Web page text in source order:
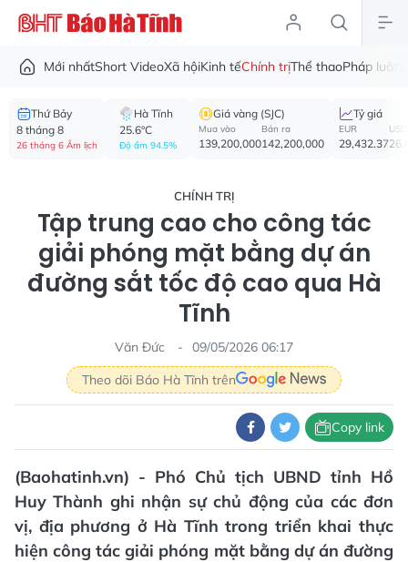
Mới nhấtShort VideoXã hộiKinh tếChính trịThể thaoPháp luật
Thứ Bảy
8 tháng 8
26 tháng 6 Âm lịch
Hà Tĩnh
25.6°C
Độ ẩm 94.5%
Giá vàng (SJC)
Mua vào
139,200,000
Bán ra
142,200,000
Tỷ giá
EUR
29,432.37
USD
CHÍNH TRỊ
Tập trung cao cho công tác
giải phóng mặt bằng dự án
đường sắt tốc độ cao qua Hà
Tĩnh
Văn Đức
09/05/2026 06:17
Theo dõi Báo Hà Tĩnh trên
Copy link
(Baohatinh.vn) - Phó Chủ tịch UBND tỉnh Hồ
Huy Thành ghi nhận sự chủ động của các đơn
vị, địa phương ở Hà Tĩnh trong triển khai thực
hiện công tác giải phóng mặt bằng dự án đường